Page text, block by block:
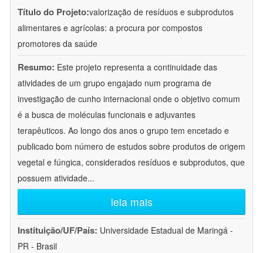
Título do Projeto:valorização de resíduos e subprodutos
alimentares e agrícolas: a procura por compostos
promotores da saúde
Resumo: Este projeto representa a continuidade das
atividades de um grupo engajado num programa de
investigação de cunho internacional onde o objetivo comum
é a busca de moléculas funcionais e adjuvantes
terapêuticos. Ao longo dos anos o grupo tem encetado e
publicado bom número de estudos sobre produtos de origem
vegetal e fúngica, considerados resíduos e subprodutos, que
possuem atividade...
leia mais
Instituição/UF/País: Universidade Estadual de Maringá -
PR - Brasil